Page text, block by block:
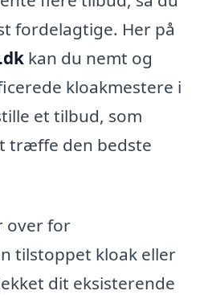
fordelagtige. Her på
kan du nemt og
kloakmestere i
et tilbud, som
træffe den bedste
over for
tilstoppet kloak eller
dit eksisterende